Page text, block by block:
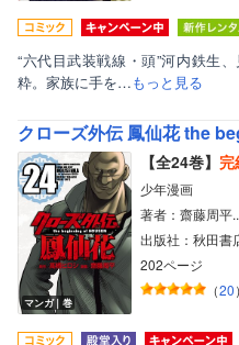
“六代目武装戦線・頭”河内鉄生
粋。家族に手を…もっと見る
クローズ外伝 鳳仙花 the
マンガ｜巻
【全24巻】 完
少年漫画
著者：齋藤周平
出版社：秋田書
202ページ
（20）